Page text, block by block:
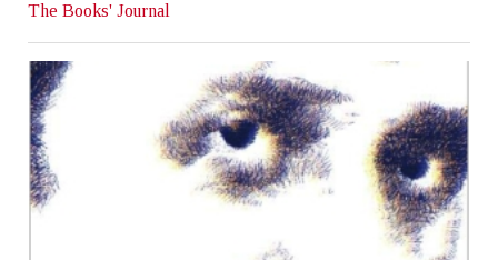
The Books' Journal